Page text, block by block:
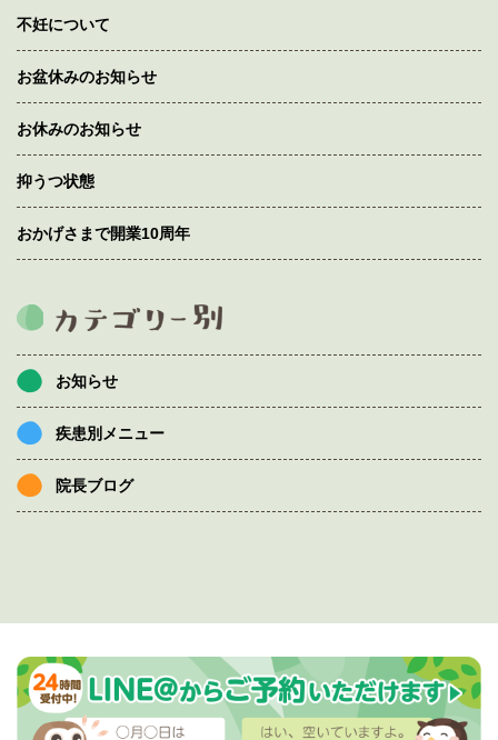
不妊について
お盆休みのお知らせ
お休みのお知らせ
抑うつ状態
おかげさまで開業10周年
お知らせ
疾患別メニュー
院長ブログ